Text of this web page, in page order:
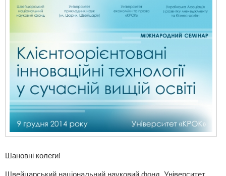
Шановні колеги!